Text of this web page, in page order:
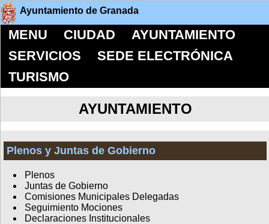
Ayuntamiento de Granada
MENU CIUDAD
AYUNTAMIENTO
SERVICIOS
SEDE ELECTRÓNICA
TURISMO
AYUNTAMIENTO
Plenos y Juntas de Gobierno
Plenos
Juntas de Gobierno
Comisiones Municipales Delegadas
Seguimiento Mociones
Declaraciones Institucionales